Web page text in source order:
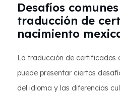
Desafíos
traducción de
nacimiento
La traducción de certificados
puede presentar ciertos
del idioma y las diferencias